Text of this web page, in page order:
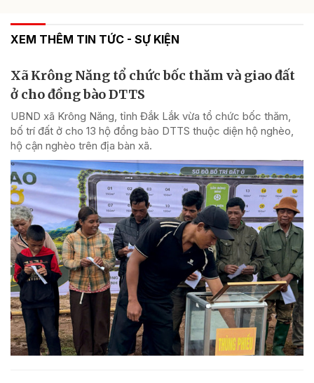
XEM THÊM TIN TỨC - SỰ KIỆN
Xã Krông Năng tổ chức bốc thăm và giao đất
ở cho đồng bào DTTS
UBND xã Krông Năng, tỉnh Đắk Lắk vừa tổ chức bốc thăm,
bố trí đất ở cho 13 hộ đồng bào DTTS thuộc diện hộ nghèo,
hộ cận nghèo trên địa bàn xã.